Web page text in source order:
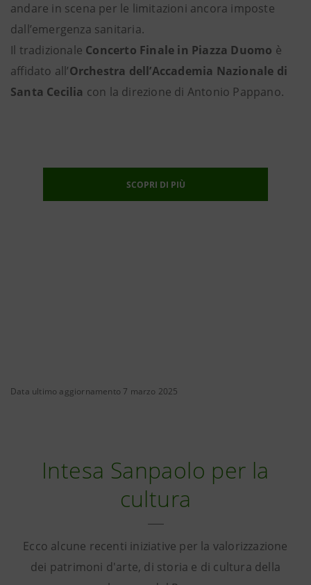
andare in scena per le limitazioni ancora imposte
dall’emergenza sanitaria.
Il tradizionale Concerto Finale in Piazza Duomo è
affidato all’Orchestra dell’Accademia Nazionale di
Santa Cecilia con la direzione di Antonio Pappano.
SCOPRI DI PIÙ
Data ultimo aggiornamento 7 marzo 2025
Intesa Sanpaolo per la
cultura
Ecco alcune recenti iniziative per la valorizzazione
dei patrimoni d'arte, di storia e di cultura della